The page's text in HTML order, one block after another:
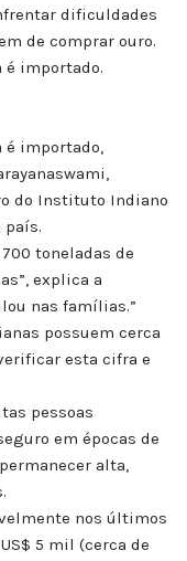
dificuldades
de comprar ouro.
é importado.
é importado,
do Instituto Indiano
país.
toneladas de
explica a
nas famílias.”
possuem cerca
esta cifra e
pessoas
em épocas de
alta,
nos últimos
5 mil (cerca de